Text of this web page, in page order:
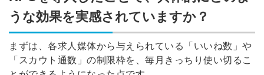
うな効果を実感されていますか？
まずは、各求人媒体から与えられている「いいね数」や
「スカウト通数」の制限枠を、毎月きっちり使い切るこ
ビュー記事が読める
ートが届く
採用に役立つ記事・資料が届く